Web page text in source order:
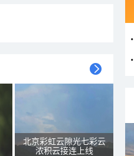
北京彩虹云隙光七彩云
浓积云接连上线